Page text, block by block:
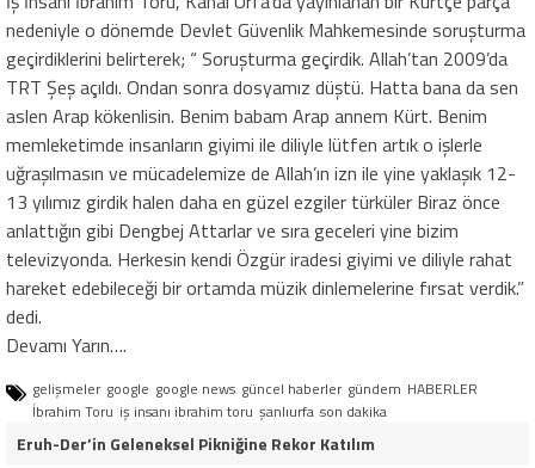
nedeniyle o dönemde Devlet Güvenlik Mahkemesinde soruşturma
geçirdiklerini belirterek; “ Soruşturma geçirdik. Allah’tan 2009’da
TRT Şeş açıldı. Ondan sonra dosyamız düştü. Hatta bana da sen
aslen Arap kökenlisin. Benim babam Arap annem Kürt. Benim
memleketimde insanların giyimi ile diliyle lütfen artık o işlerle
uğraşılmasın ve mücadelemize de Allah’ın izn ile yine yaklaşık 12-
13 yılımız girdik halen daha en güzel ezgiler türküler Biraz önce
anlattığın gibi Dengbej Attarlar ve sıra geceleri yine bizim
televizyonda. Herkesin kendi Özgür iradesi giyimi ve diliyle rahat
hareket edebileceği bir ortamda müzik dinlemelerine fırsat verdik.”
dedi.
Devamı Yarın….
gelişmeler google google news güncel haberler gündem HABERLER
İbrahim Toru iş insanı ibrahim toru şanlıurfa son dakika
Eruh-Der’in Geleneksel Pikniğine Rekor Katılım